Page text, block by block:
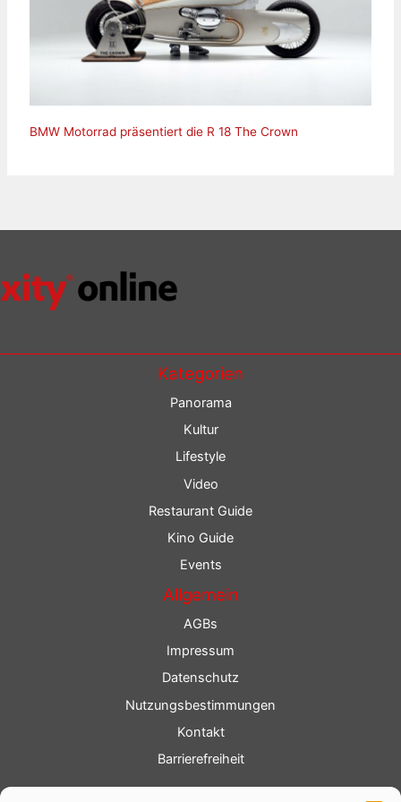
BMW Motorrad präsentiert die R 18 The Crown
Kategorien
Panorama
Kultur
Lifestyle
Video
Restaurant Guide
Kino Guide
Events
Allgemein
AGBs
Impressum
Datenschutz
Nutzungsbestimmungen
Kontakt
Barrierefreiheit